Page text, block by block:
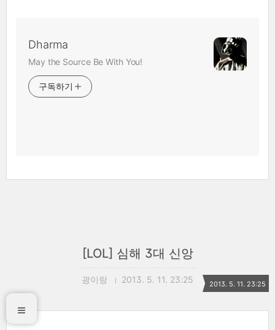
Dharma
May the Source Be With You!
구독하기
[LOL] 심해 3대 신앙
광이랑 2013. 5. 11. 23:25 2013. 5. 11. 23:25